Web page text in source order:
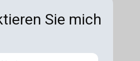
Sie mich